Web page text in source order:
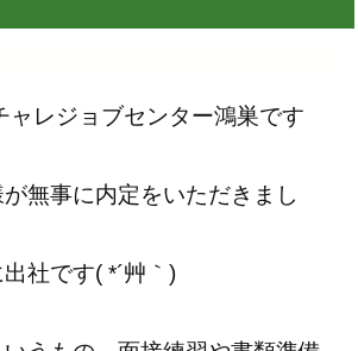
ャレジョブセンター鴻巣です
無事に内定をいただきまし
社です( *´艸｀)